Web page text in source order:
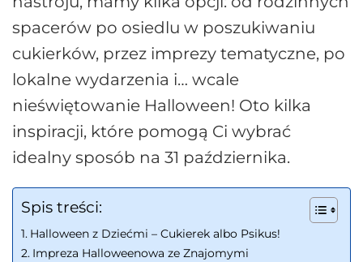
spacerów po osiedlu w poszukiwaniu
cukierków, przez imprezy tematyczne, po
lokalne wydarzenia i… wcale
nieświętowanie Halloween! Oto kilka
inspiracji, które pomogą Ci wybrać
idealny sposób na 31 października.
Spis treści:
Halloween z Dziećmi – Cukierek albo Psikus!
Impreza Halloweenowa ze Znajomymi